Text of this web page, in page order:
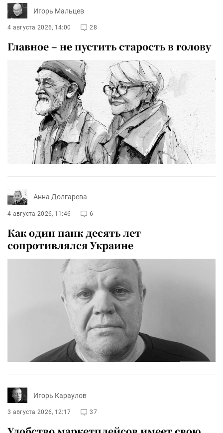
Игорь Мальцев
4 августа 2026, 14:00 28
Главное – не пустить старость в голову
Анна Долгарева
4 августа 2026, 11:46 6
Как один панк десять лет
сопротивлялся Украине
Игорь Караулов
3 августа 2026, 12:17 37